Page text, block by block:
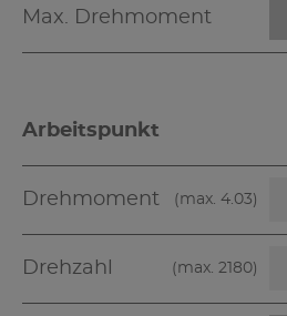
Max. Drehmoment
Arbeitspunkt
Drehmoment (max. 4.03)
Drehzahl (max. 2180)